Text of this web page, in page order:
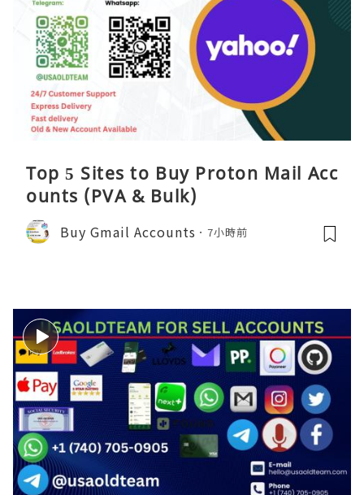
Top 5 Sites to Buy Proton Mail Acc
ounts (PVA & Bulk)
Buy Gmail Accounts 7小時前